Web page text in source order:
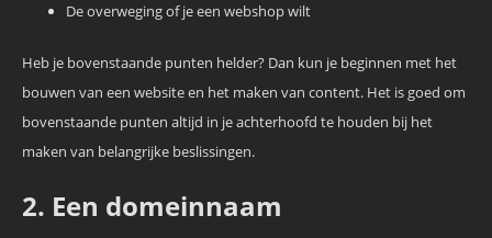
De overweging of je een webshop wilt
Heb je bovenstaande punten helder? Dan kun je beginnen met het
bouwen van een website en het maken van content. Het is goed om
bovenstaande punten altijd in je achterhoofd te houden bij het
maken van belangrijke beslissingen.
2. Een domeinnaam